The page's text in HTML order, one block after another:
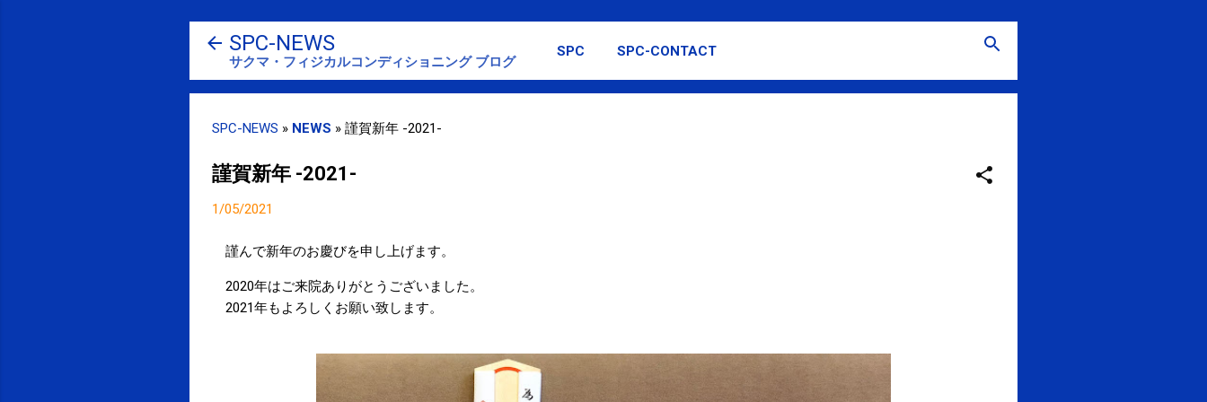
スキップしてメイン コンテンツに移動
SPC-NEWS
サクマ・フィジカルコンディショニング ブログ
SPC SPC-CONTACT
SPC-NEWS » NEWS » 謹賀新年 -2021-
謹賀新年 -2021-
1/05/2021
謹んで新年のお慶びを申し上げます。
2020年はご来院ありがとうございました。
2021年もよろしくお願い致します。